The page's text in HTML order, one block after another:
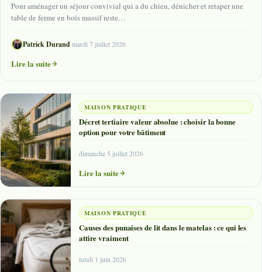
Pour aménager un séjour convivial qui a du chien, dénicher et retaper une
table de ferme en bois massif reste…
Patrick Durand·mardi 7 juillet 2026
Lire la suite
MAISON PRATIQUE
Décret tertiaire valeur absolue : choisir la bonne
option pour votre bâtiment
dimanche 5 juillet 2026
Lire la suite
MAISON PRATIQUE
Causes des punaises de lit dans le matelas : ce qui les
attire vraiment
lundi 1 juin 2026